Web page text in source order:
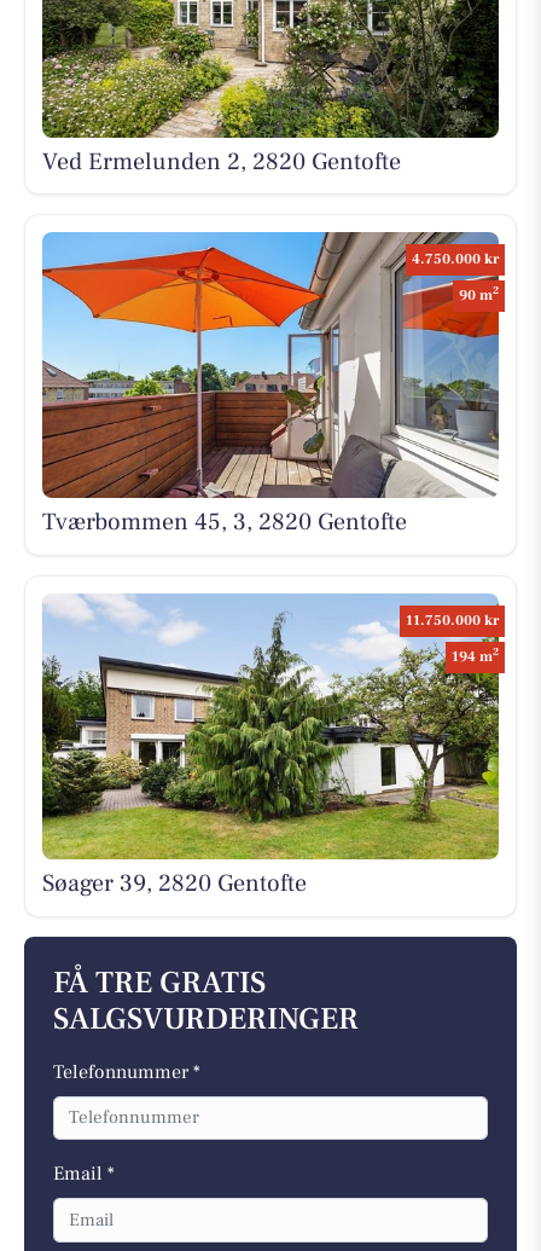
Ved Ermelunden 2, 2820 Gentofte
4.750.000 kr
90 m2
Tværbommen 45, 3, 2820 Gentofte
11.750.000 kr
194 m2
Søager 39, 2820 Gentofte
FÅ TRE GRATIS
SALGSVURDERINGER
Telefonnummer *
Email *